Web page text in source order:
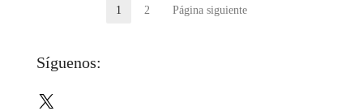
entradas
Página
1 Página
2 Página siguiente
Síguenos: